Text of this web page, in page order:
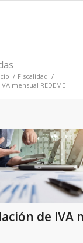
/ Fiscalidad /
mensual REDEME
de IVA